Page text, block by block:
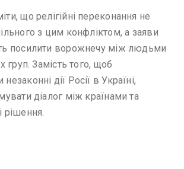
що релігійні переконання не
з цим конфліктом, а заяви
посилити ворожнечу між людьми
груп. Замість того, щоб
дії Росії в Україні,
діалог між країнами та
рішення.